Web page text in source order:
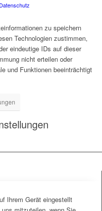
Datenschutz
zu speichern
Technologien zustimmen,
eindeutige IDs auf dieser
nicht erteilen oder
und Funktionen beeinträchtigt
Ihrem Gerät eingestellt